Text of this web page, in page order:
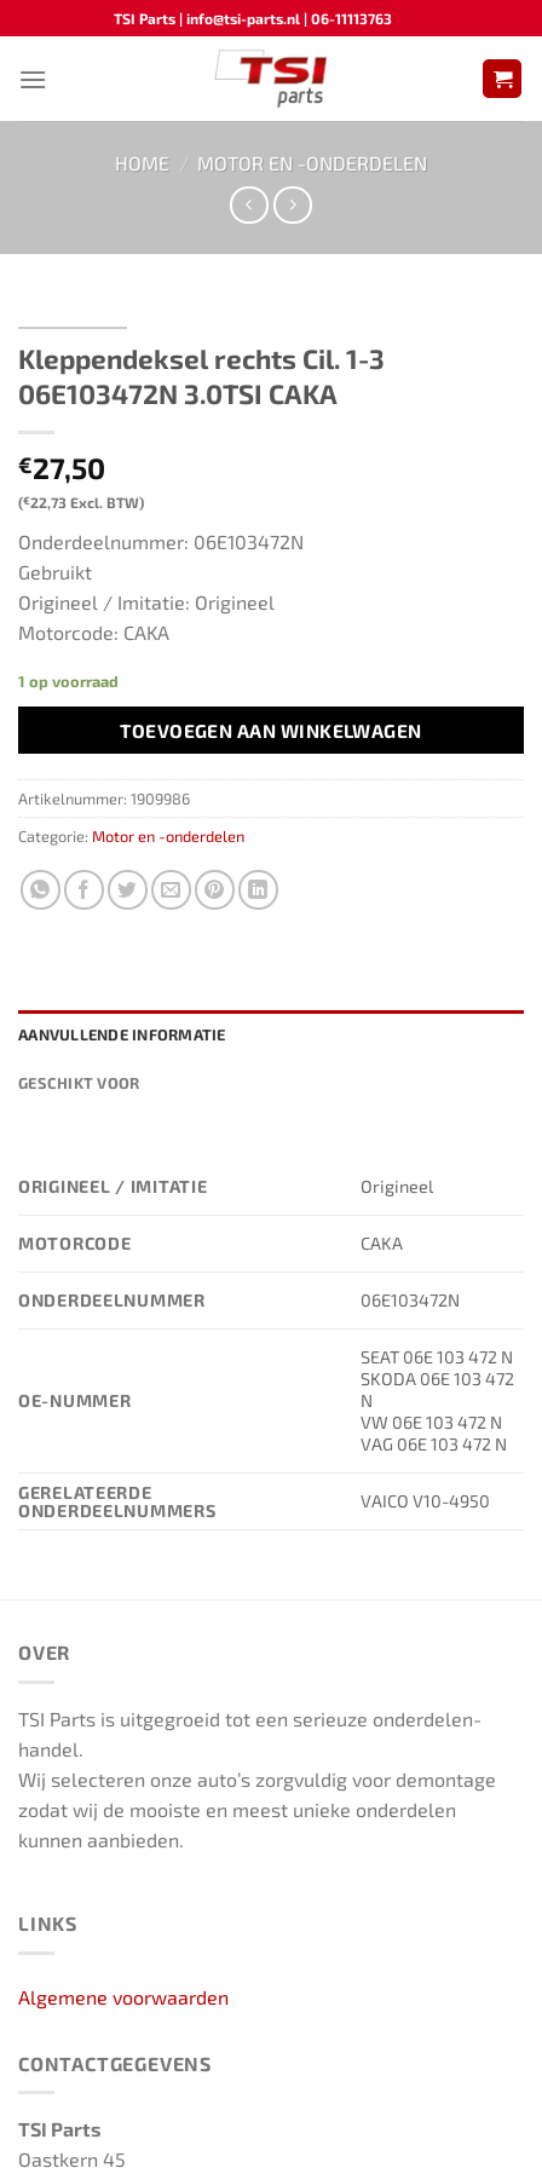
naar
inhoud
TSI Parts | info@tsi-parts.nl | 06-11113763
HOME / MOTOR EN -ONDERDELEN
Kleppendeksel rechts Cil. 1-3 ​​
06E103472N​ ​​​3.0TSI CAKA
€27,50
(€22,73 Excl. BTW)
Onderdeelnummer: 06E103472N
Gebruikt
Origineel / Imitatie: Origineel
Motorcode: CAKA
1 op voorraad
TOEVOEGEN AAN WINKELWAGEN
Artikelnummer: 1909986
Categorie: Motor en -onderdelen
AANVULLENDE INFORMATIE
GESCHIKT VOOR
ORIGINEEL / IMITATIE Origineel
MOTORCODE CAKA
ONDERDEELNUMMER 06E103472N
OE-NUMMER
SEAT 06E 103 472 N
SKODA 06E 103 472
N
VW 06E 103 472 N
VAG 06E 103 472 N
GERELATEERDE
ONDERDEELNUMMERS
VAICO V10-4950
OVER
TSI Parts is uitgegroeid tot een serieuze onderdelen-
handel.
Wij selecteren onze auto’s zorgvuldig voor demontage
zodat wij de mooiste en meest unieke onderdelen
kunnen aanbieden.
LINKS
Algemene voorwaarden
CONTACTGEGEVENS
TSI Parts
Oastkern 45